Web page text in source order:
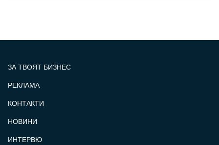
ЗА ТВОЯТ БИЗНЕС
РЕКЛАМА
КОНТАКТИ
НОВИНИ
ИНТЕРВЮ